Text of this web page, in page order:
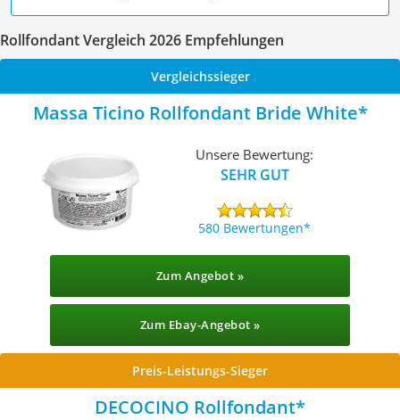
Rollfondant Vergleich 2026 Empfehlungen
Vergleichssieger
Massa Ticino Rollfondant Bride White
Unsere Bewertung:
SEHR GUT
580 Bewertungen
Zum Angebot »
Zum Ebay-Angebot »
Preis-Leistungs-Sieger
DECOCINO Rollfondant